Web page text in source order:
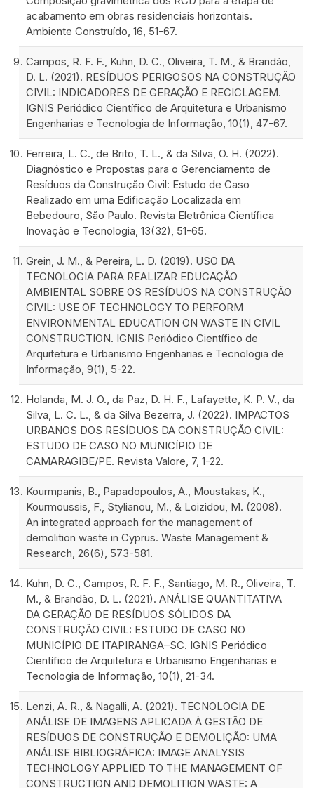
acabamento em obras residenciais horizontais.
Ambiente Construído, 16, 51-67.
Campos, R. F. F., Kuhn, D. C., Oliveira, T. M., & Brandão,
D. L. (2021). RESÍDUOS PERIGOSOS NA CONSTRUÇÃO
CIVIL: INDICADORES DE GERAÇÃO E RECICLAGEM.
IGNIS Periódico Científico de Arquitetura e Urbanismo
Engenharias e Tecnologia de Informação, 10(1), 47-67.
Ferreira, L. C., de Brito, T. L., & da Silva, O. H. (2022).
Diagnóstico e Propostas para o Gerenciamento de
Resíduos da Construção Civil: Estudo de Caso
Realizado em uma Edificação Localizada em
Bebedouro, São Paulo. Revista Eletrônica Científica
Inovação e Tecnologia, 13(32), 51-65.
Grein, J. M., & Pereira, L. D. (2019). USO DA
TECNOLOGIA PARA REALIZAR EDUCAÇÃO
AMBIENTAL SOBRE OS RESÍDUOS NA CONSTRUÇÃO
CIVIL: USE OF TECHNOLOGY TO PERFORM
ENVIRONMENTAL EDUCATION ON WASTE IN CIVIL
CONSTRUCTION. IGNIS Periódico Científico de
Arquitetura e Urbanismo Engenharias e Tecnologia de
Informação, 9(1), 5-22.
Holanda, M. J. O., da Paz, D. H. F., Lafayette, K. P. V., da
Silva, L. C. L., & da Silva Bezerra, J. (2022). IMPACTOS
URBANOS DOS RESÍDUOS DA CONSTRUÇÃO CIVIL:
ESTUDO DE CASO NO MUNICÍPIO DE
CAMARAGIBE/PE. Revista Valore, 7, 1-22.
Kourmpanis, B., Papadopoulos, A., Moustakas, K.,
Kourmoussis, F., Stylianou, M., & Loizidou, M. (2008).
An integrated approach for the management of
demolition waste in Cyprus. Waste Management &
Research, 26(6), 573-581.
Kuhn, D. C., Campos, R. F. F., Santiago, M. R., Oliveira, T.
M., & Brandão, D. L. (2021). ANÁLISE QUANTITATIVA
DA GERAÇÃO DE RESÍDUOS SÓLIDOS DA
CONSTRUÇÃO CIVIL: ESTUDO DE CASO NO
MUNICÍPIO DE ITAPIRANGA–SC. IGNIS Periódico
Científico de Arquitetura e Urbanismo Engenharias e
Tecnologia de Informação, 10(1), 21-34.
Lenzi, A. R., & Nagalli, A. (2021). TECNOLOGIA DE
ANÁLISE DE IMAGENS APLICADA À GESTÃO DE
RESÍDUOS DE CONSTRUÇÃO E DEMOLIÇÃO: UMA
ANÁLISE BIBLIOGRÁFICA: IMAGE ANALYSIS
TECHNOLOGY APPLIED TO THE MANAGEMENT OF
CONSTRUCTION AND DEMOLITION WASTE: A